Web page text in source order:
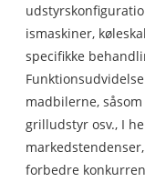
ismaskiner,
specifikke
madbilerne,
grilludstyr osv., I
forbedre